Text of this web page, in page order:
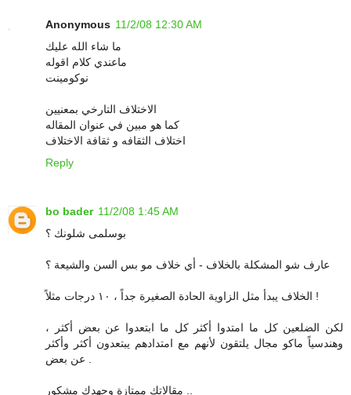
Anonymous 11/2/08 12:30 AM
ما شاء الله عليك
ماعندي كلام اقوله
نوكومينت
الاختلاف التارخي بمعنيين
كما هو مبين في عنوان المقاله
اختلاف الثقافه و ثقافة الاختلاف
Reply
bo bader 11/2/08 1:45 AM
بوسلمى شلونك ؟
عارف شو المشكلة بالخلاف - أي خلاف مو بس السن والشيعة ؟
الخلاف يبدأ مثل الزاوية الحادة الصغيرة جداً ، ١٠ درجات مثلاً !
لكن الضلعين كل ما امتدوا أكثر كل ما ابتعدوا عن بعض أكثر ،
وهندسياً ماكو مجال يلتقون لأنهم مع امتدادهم يبتعدون أكثر وأكثر